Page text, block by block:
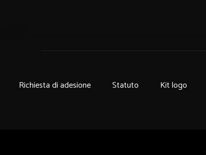
Richiesta di adesione Statuto Kit logo